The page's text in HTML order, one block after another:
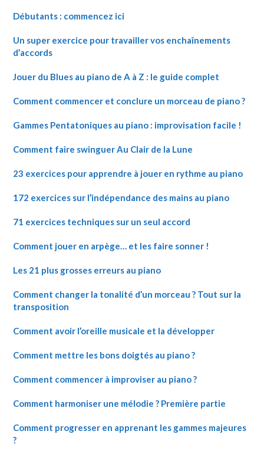
Débutants : commencez ici
Un super exercice pour travailler vos enchaînements
d’accords
Jouer du Blues au piano de A à Z : le guide complet
Comment commencer et conclure un morceau de piano ?
Gammes Pentatoniques au piano : improvisation facile !
Comment faire swinguer Au Clair de la Lune
23 exercices pour apprendre à jouer en rythme au piano
172 exercices sur l’indépendance des mains au piano
71 exercices techniques sur un seul accord
Comment jouer en arpège… et les faire sonner !
Les 21 plus grosses erreurs au piano
Comment changer la tonalité d’un morceau ? Tout sur la
transposition
Comment avoir l’oreille musicale et la développer
Comment mettre les bons doigtés au piano ?
Comment commencer à improviser au piano ?
Comment harmoniser une mélodie ? Première partie
Comment progresser en apprenant les gammes majeures
?